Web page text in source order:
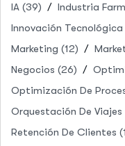
IA (39) Industria
Innovación Tecnológica
Marketing (12)
Negocios (26)
Optimización De
Orquestación De Viajes
Retención De Clientes